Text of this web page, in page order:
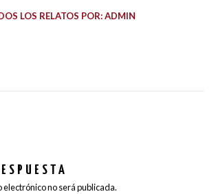
LOS RELATOS POR: ADMIN
no será publicada.